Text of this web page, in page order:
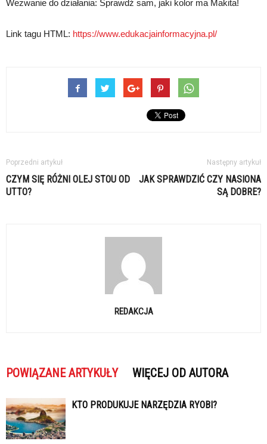
Wezwanie do działania: Sprawdź sam, jaki kolor ma Makita!
Link tagu HTML: https://www.edukacjainformacyjna.pl/
Poprzedni artykuł
CZYM SIĘ RÓŻNI OLEJ STOU OD
UTTO?
Następny artykuł
JAK SPRAWDZIĆ CZY NASIONA
SĄ DOBRE?
REDAKCJA
POWIĄZANE ARTYKUŁY WIĘCEJ OD AUTORA
KTO PRODUKUJE NARZĘDZIA RYOBI?